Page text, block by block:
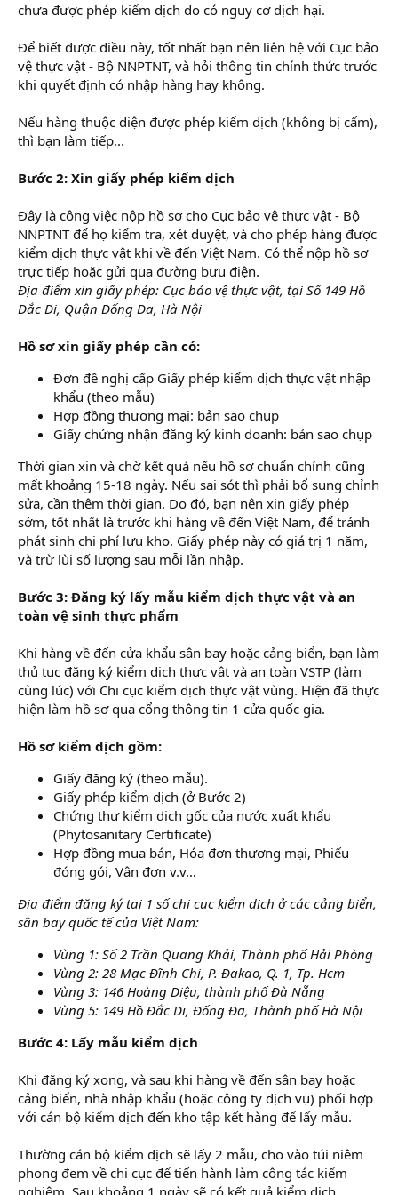
chưa được phép kiểm dịch do có nguy cơ dịch hại.
Để biết được điều này, tốt nhất bạn nên liên hệ với Cục bảo
vệ thực vật - Bộ NNPTNT, và hỏi thông tin chính thức trước
khi quyết định có nhập hàng hay không.
Nếu hàng thuộc diện được phép kiểm dịch (không bị cấm),
thì bạn làm tiếp...
Bước 2: Xin giấy phép kiểm dịch
Đây là công việc nộp hồ sơ cho Cục bảo vệ thực vật - Bộ
NNPTNT để họ kiểm tra, xét duyệt, và cho phép hàng được
kiểm dịch thực vật khi về đến Việt Nam. Có thể nộp hồ sơ
trực tiếp hoặc gửi qua đường bưu điện.
Địa điểm xin giấy phép: Cục bảo vệ thực vật, tại Số 149 Hồ
Đắc Di, Quận Đống Đa, Hà Nội
Hồ sơ xin giấy phép cần có:
Đơn đề nghị cấp Giấy phép kiểm dịch thực vật nhập
khẩu (theo mẫu)
Hợp đồng thương mại: bản sao chụp
Giấy chứng nhận đăng ký kinh doanh: bản sao chụp
Thời gian xin và chờ kết quả nếu hồ sơ chuẩn chỉnh cũng
mất khoảng 15-18 ngày. Nếu sai sót thì phải bổ sung chỉnh
sửa, cần thêm thời gian. Do đó, bạn nên xin giấy phép
sớm, tốt nhất là trước khi hàng về đến Việt Nam, để tránh
phát sinh chi phí lưu kho. Giấy phép này có giá trị 1 năm,
và trừ lùi số lượng sau mỗi lần nhập.
Bước 3: Đăng ký lấy mẫu kiểm dịch thực vật và an
toàn vệ sinh thực phẩm
Khi hàng về đến cửa khẩu sân bay hoặc cảng biển, bạn làm
thủ tục đăng ký kiểm dịch thực vật và an toàn VSTP (làm
cùng lúc) với Chi cục kiểm dịch thực vật vùng. Hiện đã thực
hiện làm hồ sơ qua cổng thông tin 1 cửa quốc gia.
Hồ sơ kiểm dịch gồm:
Giấy đăng ký (theo mẫu).
Giấy phép kiểm dịch (ở Bước 2)
Chứng thư kiểm dịch gốc của nước xuất khẩu
(Phytosanitary Certificate)
Hợp đồng mua bán, Hóa đơn thương mại, Phiếu
đóng gói, Vận đơn v.v…
Địa điểm đăng ký tại 1 số chi cục kiểm dịch ở các cảng biển,
sân bay quốc tế của Việt Nam:
Vùng 1: Số 2 Trần Quang Khải, Thành phố Hải Phòng
Vùng 2: 28 Mạc Đĩnh Chi, P. Đakao, Q. 1, Tp. Hcm
Vùng 3: 146 Hoàng Diệu, thành phố Đà Nẵng
Vùng 5: 149 Hồ Đắc Di, Đống Đa, Thành phố Hà Nội
Bước 4: Lấy mẫu kiểm dịch
Khi đăng ký xong, và sau khi hàng về đến sân bay hoặc
cảng biển, nhà nhập khẩu (hoặc công ty dịch vụ) phối hợp
với cán bộ kiểm dịch đến kho tập kết hàng để lấy mẫu.
Thường cán bộ kiểm dịch sẽ lấy 2 mẫu, cho vào túi niêm
phong đem về chi cục để tiến hành làm công tác kiểm
nghiệm. Sau khoảng 1 ngày sẽ có kết quả kiểm dịch.